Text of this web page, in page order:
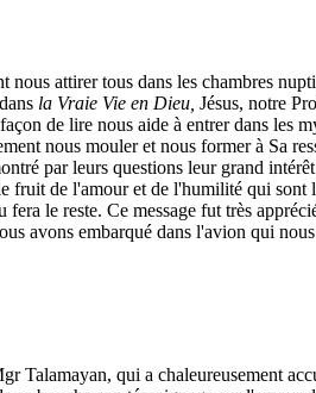
nous attirer tous dans les chambres
la Vraie Vie en Dieu, Jésus, notre
de lire nous aide à entrer dans les
nous mouler et nous former à Sa
par leurs questions leur grand
fruit de l'amour et de l'humilité qui sont
le reste. Ce message fut très
avons embarqué dans l'avion qui
Talamayan, qui a chaleureusement